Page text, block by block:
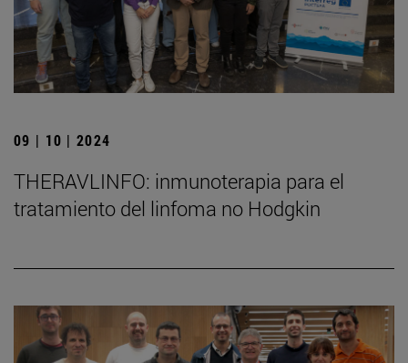
09 | 10 | 2024
THERAVLINFO: inmunoterapia para el
tratamiento del linfoma no Hodgkin